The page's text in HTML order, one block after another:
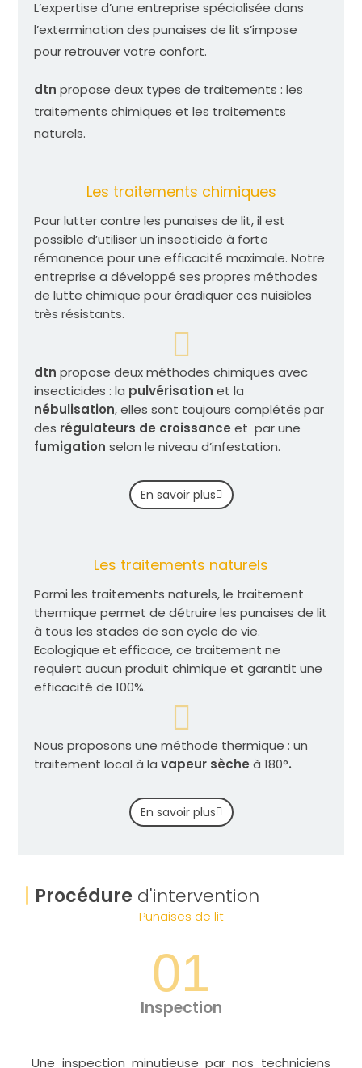
L’expertise d’une entreprise spécialisée dans
l’extermination des punaises de lit s’impose
pour retrouver votre confort.
dtn propose deux types de traitements : les
traitements chimiques et les traitements
naturels.
Les traitements chimiques
Pour lutter contre les punaises de lit, il est
possible d’utiliser un insecticide à forte
rémanence pour une efficacité maximale. Notre
entreprise a développé ses propres méthodes
de lutte chimique pour éradiquer ces nuisibles
très résistants.
dtn propose deux méthodes chimiques avec
insecticides : la pulvérisation et la
nébulisation, elles sont toujours complétés par
des régulateurs de croissance et par une
fumigation selon le niveau d’infestation.
En savoir plus
Les traitements naturels
Parmi les traitements naturels, le traitement
thermique permet de détruire les punaises de lit
à tous les stades de son cycle de vie.
Ecologique et efficace, ce traitement ne
requiert aucun produit chimique et garantit une
efficacité de 100%.
Nous proposons une méthode thermique : un
traitement local à la vapeur sèche à 180°.
En savoir plus
Procédure d'intervention
Punaises de lit
01
Inspection
Une inspection minutieuse par nos techniciens